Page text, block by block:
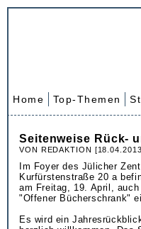
Home Top-Themen
Seitenweise Rück-
VON REDAKTION
Im Foyer des Jülicher
Kurfürstenstraße 20 a
am Freitag, 19. April,
"Offener Bücherschrank"
Es wird ein